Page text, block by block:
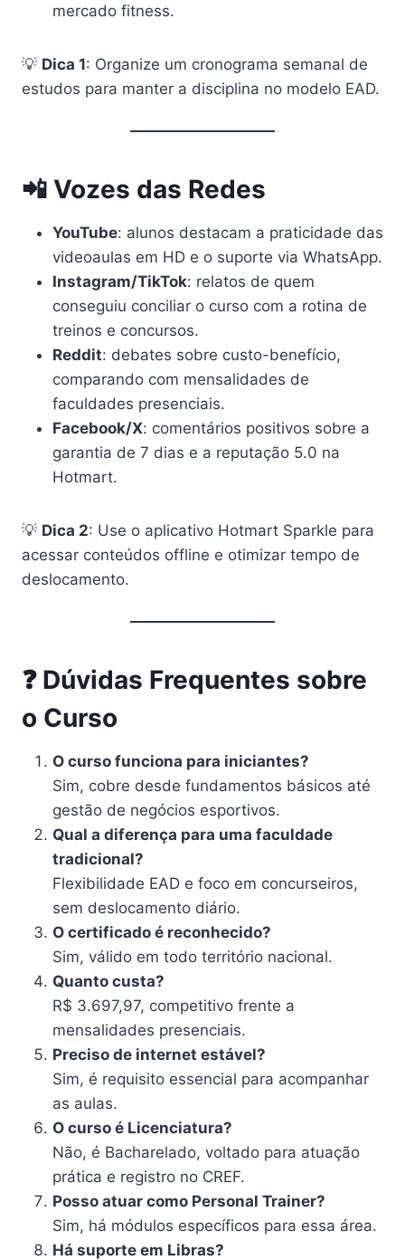
mercado fitness.
💡 Dica 1: Organize um cronograma semanal de
estudos para manter a disciplina no modelo EAD.
📲 Vozes das Redes
YouTube: alunos destacam a praticidade das
videoaulas em HD e o suporte via WhatsApp.
Instagram/TikTok: relatos de quem
conseguiu conciliar o curso com a rotina de
treinos e concursos.
Reddit: debates sobre custo-benefício,
comparando com mensalidades de
faculdades presenciais.
Facebook/X: comentários positivos sobre a
garantia de 7 dias e a reputação 5.0 na
Hotmart.
💡 Dica 2: Use o aplicativo Hotmart Sparkle para
acessar conteúdos offline e otimizar tempo de
deslocamento.
❓ Dúvidas Frequentes sobre
o Curso
O curso funciona para iniciantes?
Sim, cobre desde fundamentos básicos até
gestão de negócios esportivos.
Qual a diferença para uma faculdade
tradicional?
Flexibilidade EAD e foco em concurseiros,
sem deslocamento diário.
O certificado é reconhecido?
Sim, válido em todo território nacional.
Quanto custa?
R$ 3.697,97, competitivo frente a
mensalidades presenciais.
Preciso de internet estável?
Sim, é requisito essencial para acompanhar
as aulas.
O curso é Licenciatura?
Não, é Bacharelado, voltado para atuação
prática e registro no CREF.
Posso atuar como Personal Trainer?
Sim, há módulos específicos para essa área.
Há suporte em Libras?